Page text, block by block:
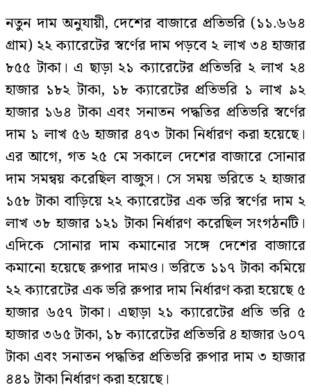
নতুন দাম অনুযায়ী, দেশের বাজারে প্রতিভরি (১১.৬৬৪
গ্রাম) ২২ ক্যারেটের স্বর্ণের দাম পড়বে ২ লাখ ৩৪ হাজার
৮৫৫ টাকা। এ ছাড়া ২১ ক্যারেটের প্রতিভরি ২ লাখ ২৪
হাজার ১৮২ টাকা, ১৮ ক্যারেটের প্রতিভরি ১ লাখ ৯২
হাজার ১৬৪ টাকা এবং সনাতন পদ্ধতির প্রতিভরি স্বর্ণের
দাম ১ লাখ ৫৬ হাজার ৪৭৩ টাকা নির্ধারণ করা হয়েছে।
এর আগে, গত ২৫ মে সকালে দেশের বাজারে সোনার
দাম সমন্বয় করেছিল বাজুস। সে সময় ভরিতে ২ হাজার
১৫৮ টাকা বাড়িয়ে ২২ ক্যারেটের এক ভরি স্বর্ণের দাম ২
লাখ ৩৮ হাজার ১২১ টাকা নির্ধারণ করেছিল সংগঠনটি।
এদিকে সোনার দাম কমানোর সঙ্গে দেশের বাজারে
কমানো হয়েছে রুপার দামও। ভরিতে ১১৭ টাকা কমিয়ে
২২ ক্যারেটের এক ভরি রুপার দাম নির্ধারণ করা হয়েছে ৫
হাজার ৬৫৭ টাকা। এছাড়া ২১ ক্যারেটের প্রতি ভরি ৫
হাজার ৩৬৫ টাকা, ১৮ ক্যারেটের প্রতিভরি ৪ হাজার ৬০৭
টাকা এবং সনাতন পদ্ধতির প্রতিভরি রুপার দাম ৩ হাজার
৪৪১ টাকা নির্ধারণ করা হয়েছে।